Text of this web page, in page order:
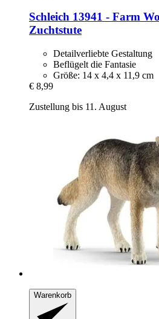
Schleich 13941 -​ Farm
Zuchtstute
Detailverliebte Gestaltung
Beflügelt die Fantasie
Größe: 14 x 4,4 x 11,9 cm
€ 8,99
Zustellung bis 11. August
Warenkorb